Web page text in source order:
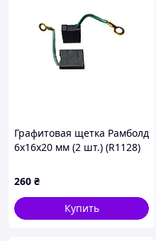
Графитовая щетка Рамболд
6x16x20 мм (2 шт.) (R1128)
260 ₴
Купить